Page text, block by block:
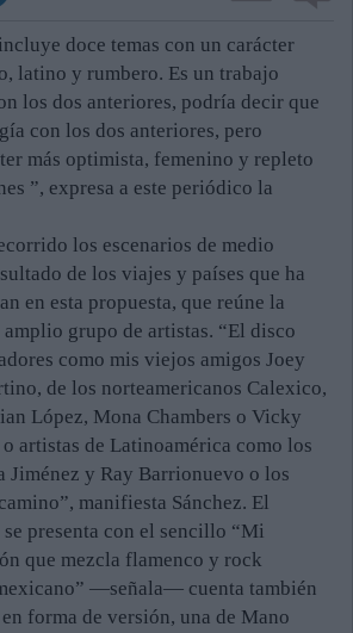
doce temas con un carácter
latino y rumbero. Es un trabajo
los dos anteriores, podría decir que
con los dos anteriores, pero
más optimista, femenino y repleto
”, expresa a este periódico la
los escenarios de medio
de los viajes y países que ha
en esta propuesta, que reúne la
grupo de artistas. “El disco
como mis viejos amigos Joey
de los norteamericanos Calexico,
López, Mona Chambers o Vicky
artistas de Latinoamérica como los
Jiménez y Ray Barrionuevo o los
manifiesta Sánchez. El
presenta con el sencillo “Mi
que mezcla flamenco y rock
—señala— cuenta también
forma de versión, una de Mano